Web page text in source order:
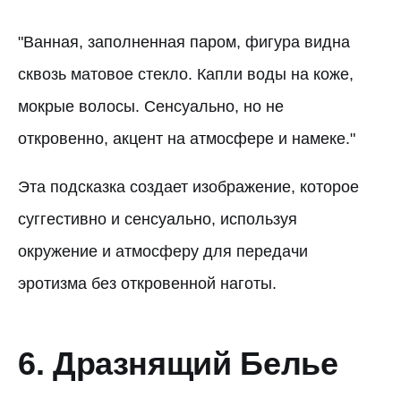
"Ванная, заполненная паром, фигура видна
сквозь матовое стекло. Капли воды на коже,
мокрые волосы. Сенсуально, но не
откровенно, акцент на атмосфере и намеке."
Эта подсказка создает изображение, которое
суггестивно и сенсуально, используя
окружение и атмосферу для передачи
эротизма без откровенной наготы.
6. Дразнящий Белье